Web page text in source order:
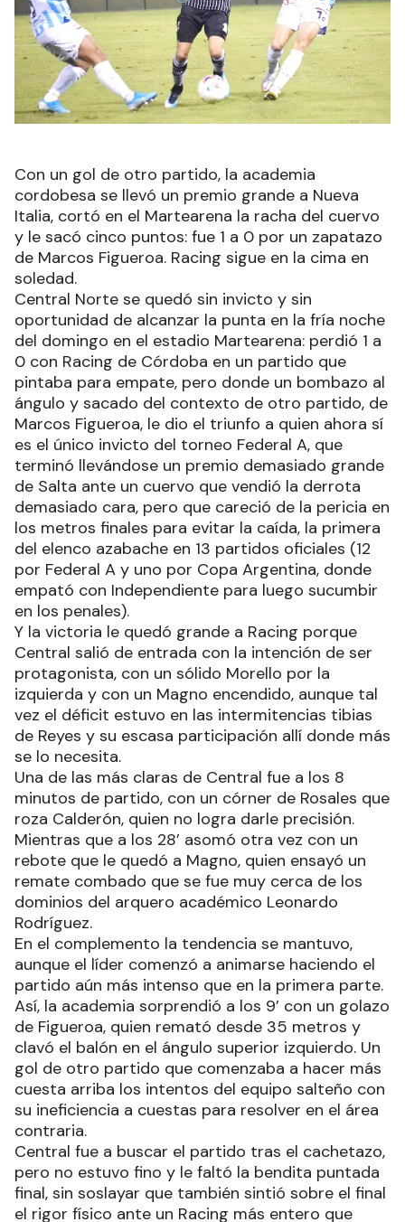
Con un gol de otro partido, la academia
cordobesa se llevó un premio grande a Nueva
Italia, cortó en el Martearena la racha del cuervo
y le sacó cinco puntos: fue 1 a 0 por un zapatazo
de Marcos Figueroa. Racing sigue en la cima en
soledad.
Central Norte se quedó sin invicto y sin
oportunidad de alcanzar la punta en la fría noche
del domingo en el estadio Martearena: perdió 1 a
0 con Racing de Córdoba en un partido que
pintaba para empate, pero donde un bombazo al
ángulo y sacado del contexto de otro partido, de
Marcos Figueroa, le dio el triunfo a quien ahora sí
es el único invicto del torneo Federal A, que
terminó llevándose un premio demasiado grande
de Salta ante un cuervo que vendió la derrota
demasiado cara, pero que careció de la pericia en
los metros finales para evitar la caída, la primera
del elenco azabache en 13 partidos oficiales (12
por Federal A y uno por Copa Argentina, donde
empató con Independiente para luego sucumbir
en los penales).
Y la victoria le quedó grande a Racing porque
Central salió de entrada con la intención de ser
protagonista, con un sólido Morello por la
izquierda y con un Magno encendido, aunque tal
vez el déficit estuvo en las intermitencias tibias
de Reyes y su escasa participación allí donde más
se lo necesita.
Una de las más claras de Central fue a los 8
minutos de partido, con un córner de Rosales que
roza Calderón, quien no logra darle precisión.
Mientras que a los 28’ asomó otra vez con un
rebote que le quedó a Magno, quien ensayó un
remate combado que se fue muy cerca de los
dominios del arquero académico Leonardo
Rodríguez.
En el complemento la tendencia se mantuvo,
aunque el líder comenzó a animarse haciendo el
partido aún más intenso que en la primera parte.
Así, la academia sorprendió a los 9’ con un golazo
de Figueroa, quien remató desde 35 metros y
clavó el balón en el ángulo superior izquierdo. Un
gol de otro partido que comenzaba a hacer más
cuesta arriba los intentos del equipo salteño con
su ineficiencia a cuestas para resolver en el área
contraria.
Central fue a buscar el partido tras el cachetazo,
pero no estuvo fino y le faltó la bendita puntada
final, sin soslayar que también sintió sobre el final
el rigor físico ante un Racing más entero que